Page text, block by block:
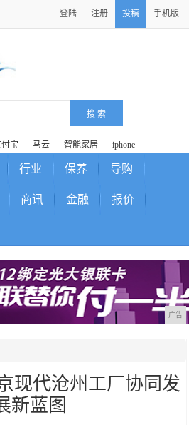
登陆 注册 投稿 手机版
付宝 马云 智能家居 iphone
行业 保养 导购
商讯 金融 报价
广告
现代沧州工厂协同发
新蓝图